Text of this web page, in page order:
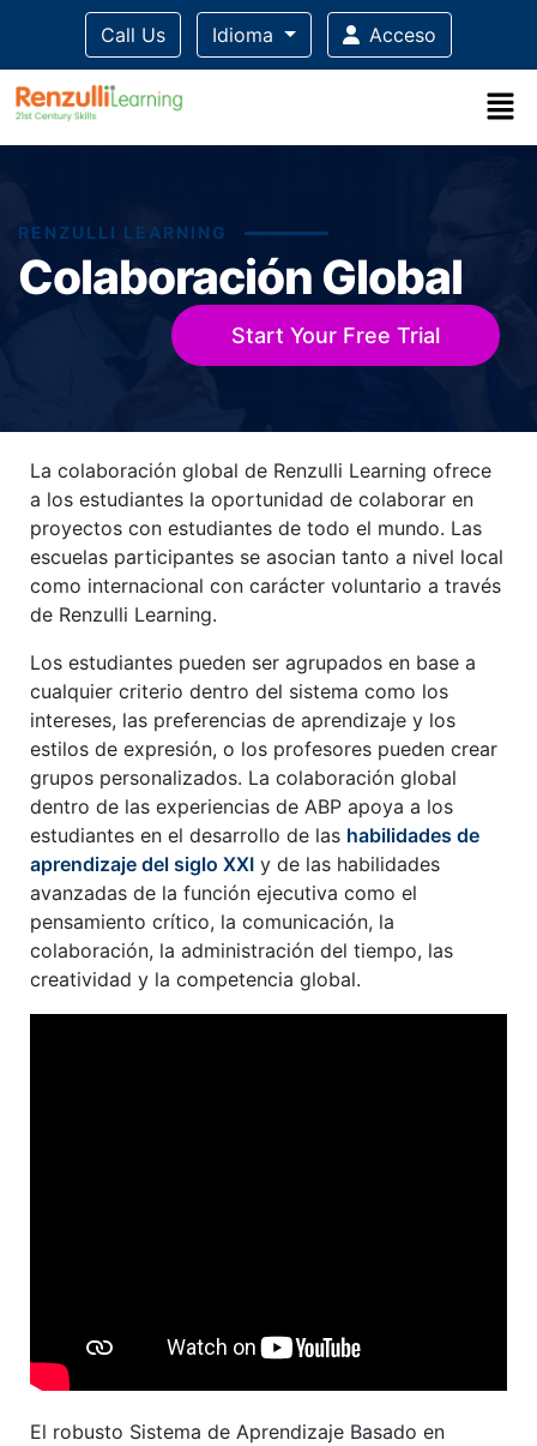
Call Us Idioma Acceso
RENZULLI LEARNING
Colaboración Global
Start Your Free Trial
Title-
Title-
La colaboración global de Renzulli Learning ofrece
a los estudiantes la oportunidad de colaborar en
proyectos con estudiantes de todo el mundo. Las
escuelas participantes se asocian tanto a nivel local
como internacional con carácter voluntario a través
de Renzulli Learning.
Los estudiantes pueden ser agrupados en base a
cualquier criterio dentro del sistema como los
intereses, las preferencias de aprendizaje y los
estilos de expresión, o los profesores pueden crear
grupos personalizados. La colaboración global
dentro de las experiencias de ABP apoya a los
estudiantes en el desarrollo de las habilidades de
aprendizaje del siglo XXI y de las habilidades
avanzadas de la función ejecutiva como el
pensamiento crítico, la comunicación, la
colaboración, la administración del tiempo, las
creatividad y la competencia global.
El robusto Sistema de Aprendizaje Basado en